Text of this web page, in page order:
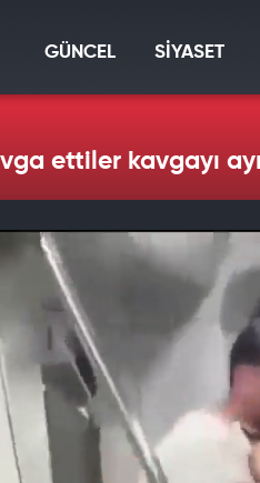
GÜNCEL SİYASET
ettiler kavgayı